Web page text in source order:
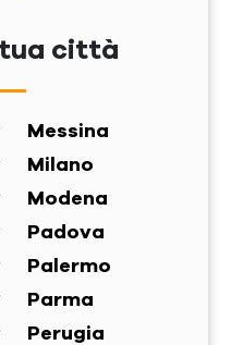
tua città
Messina
Milano
Modena
Padova
Palermo
Parma
Perugia